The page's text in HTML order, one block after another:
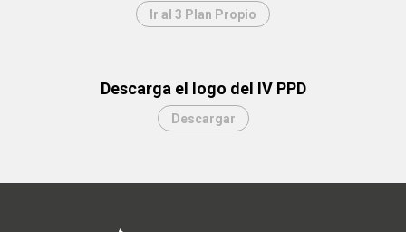
Ir al 3 Plan Propio
Descarga el logo del IV PPD
Descargar